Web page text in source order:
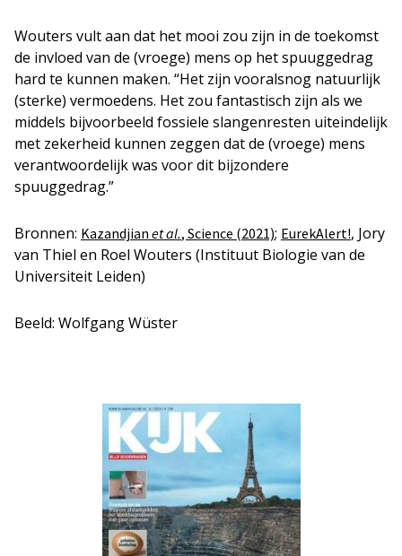
Wouters vult aan dat het mooi zou zijn in de toekomst
de invloed van de (vroege) mens op het spuuggedrag
hard te kunnen maken. “Het zijn vooralsnog natuurlijk
(sterke) vermoedens. Het zou fantastisch zijn als we
middels bijvoorbeeld fossiele slangenresten uiteindelijk
met zekerheid kunnen zeggen dat de (vroege) mens
verantwoordelijk was voor dit bijzondere
spuuggedrag.”
Bronnen: Kazandjian et al., Science (2021); EurekAlert!, Jory
van Thiel en Roel Wouters (Instituut Biologie van de
Universiteit Leiden)
Beeld: Wolfgang Wüster